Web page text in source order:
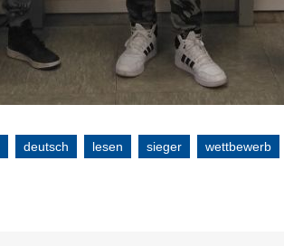
deutsch lesen sieger wettbewerb